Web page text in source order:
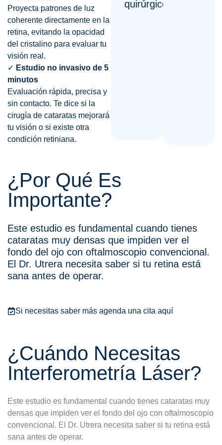
Proyecta patrones de luz
coherente directamente en la
retina, evitando la opacidad
del cristalino para evaluar tu
visión real.
✓ Estudio no invasivo de 5
minutos
Evaluación rápida, precisa y
sin contacto. Te dice si la
cirugía de cataratas mejorará
tu visión o si existe otra
condición retiniana.
quirúrgico
¿Por Qué Es
Importante?
Este estudio es fundamental cuando tienes
cataratas muy densas que impiden ver el
fondo del ojo con oftalmoscopio convencional.
El Dr. Utrera necesita saber si tu retina está
sana antes de operar.
Si necesitas saber más agenda una cita aquí
¿Cuándo Necesitas
Interferometría Láser?
Este estudio es fundamental cuando tienes cataratas muy
densas que impiden ver el fondo del ojo con oftalmoscopio
convencional. El Dr. Utrera necesita saber si tu retina está
sana antes de operar.